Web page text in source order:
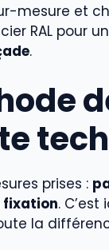
mesure et
RAL pour
.
prises :
fixation. C’est
la